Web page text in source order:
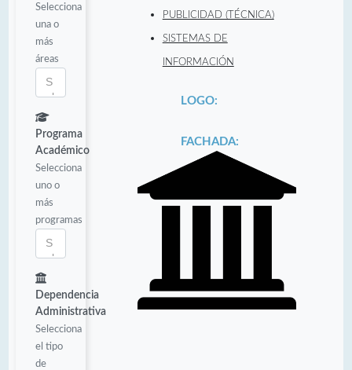
Selecciona
una o
más
áreas
Programa
Académico
Selecciona
uno o
más
programas
Dependencia
Administrativa
Selecciona
el tipo
de
PUBLICIDAD (TÉCNICA)
SISTEMAS DE
INFORMACIÓN
LOGO:
FACHADA: